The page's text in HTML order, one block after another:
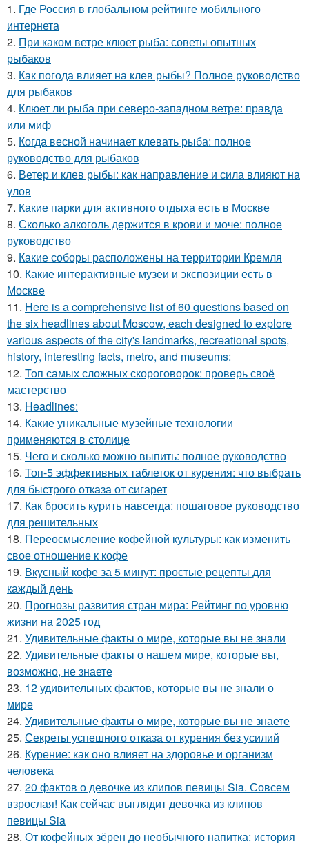
1. Где Россия в глобальном рейтинге мобильного
интернета
2. При каком ветре клюет рыба: советы опытных
рыбаков
3. Как погода влияет на клев рыбы? Полное руководство
для рыбаков
4. Клюет ли рыба при северо-западном ветре: правда
или миф
5. Когда весной начинает клевать рыба: полное
руководство для рыбаков
6. Ветер и клев рыбы: как направление и сила влияют на
улов
7. Какие парки для активного отдыха есть в Москве
8. Сколько алкоголь держится в крови и моче: полное
руководство
9. Какие соборы расположены на территории Кремля
10. Какие интерактивные музеи и экспозиции есть в
Москве
11. Here is a comprehensive list of 60 questions based on
the six headlines about Moscow, each designed to explore
various aspects of the city's landmarks, recreational spots,
history, interesting facts, metro, and museums:
12. Топ самых сложных скороговорок: проверь своё
мастерство
13. Headlines:
14. Какие уникальные музейные технологии
применяются в столице
15. Чего и сколько можно выпить: полное руководство
16. Топ-5 эффективных таблеток от курения: что выбрать
для быстрого отказа от сигарет
17. Как бросить курить навсегда: пошаговое руководство
для решительных
18. Переосмысление кофейной культуры: как изменить
свое отношение к кофе
19. Вкусный кофе за 5 минут: простые рецепты для
каждый день
20. Прогнозы развития стран мира: Рейтинг по уровню
жизни на 2025 год
21. Удивительные факты о мире, которые вы не знали
22. Удивительные факты о нашем мире, которые вы,
возможно, не знаете
23. 12 удивительных фактов, которые вы не знали о
мире
24. Удивительные факты о мире, которые вы не знаете
25. Секреты успешного отказа от курения без усилий
26. Курение: как оно влияет на здоровье и организм
человека
27. 20 фактов о девочке из клипов певицы Sia. Совсем
взрослая! Как сейчас выглядит девочка из клипов
певицы Sia
28. От кофейных зёрен до необычного напитка: история